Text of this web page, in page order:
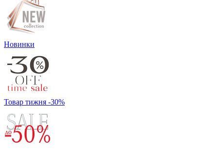
Новинки
Товар тижня -30%